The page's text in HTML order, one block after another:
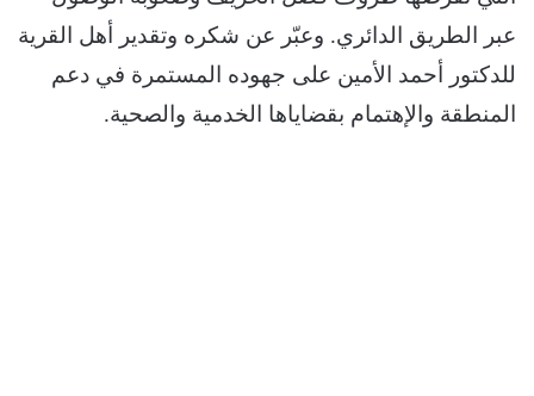
عبر الطريق الدائري. وعبّر عن شكره وتقدير أهل القرية
للدكتور أحمد الأمين على جهوده المستمرة في دعم
المنطقة والإهتمام بقضاياها الخدمية والصحية.